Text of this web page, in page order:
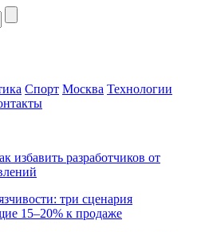
Спорт Москва Технологии
избавить разработчиков от
три сценария
15–20% к продаже